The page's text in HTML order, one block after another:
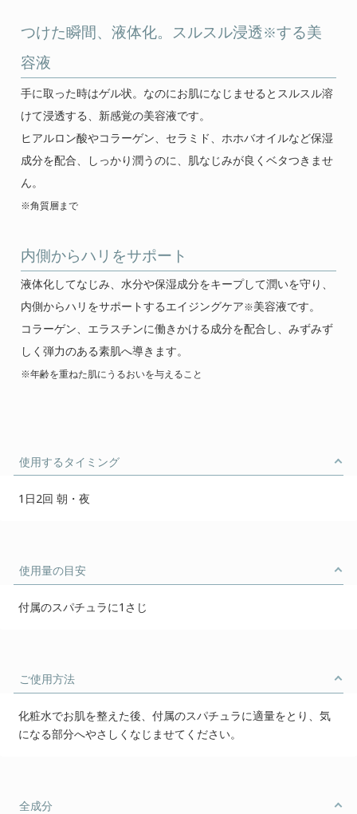
定休日 : 毎週 日・月・祝
つけた瞬間、液体化。スルスル浸透※する美
容液
手に取った時はゲル状。なのにお肌になじませるとスルスル溶
けて浸透する、新感覚の美容液です。
ヒアルロン酸やコラーゲン、セラミド、ホホバオイルなど保湿
成分を配合、しっかり潤うのに、肌なじみが良くベタつきませ
ん。
※角質層まで
内側からハリをサポート
液体化してなじみ、水分や保湿成分をキープして潤いを守り、
内側からハリをサポートするエイジングケア※美容液です。
コラーゲン、エラスチンに働きかける成分を配合し、みずみず
しく弾力のある素肌へ導きます。
※年齢を重ねた肌にうるおいを与えること
使用するタイミング
1日2回 朝・夜
使用量の目安
付属のスパチュラに1さじ
ご使用方法
化粧水でお肌を整えた後、付属のスパチュラに適量をとり、気
になる部分へやさしくなじませてください。
全成分